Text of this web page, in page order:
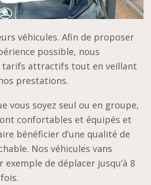
véhicules. Afin de proposer
possible, nous
tarifs attractifs tout en veillant
prestations.
vous soyez seul ou en groupe,
confortables et équipés et
bénéficier d’une qualité de
Nos véhicules vans
de déplacer jusqu’à 8